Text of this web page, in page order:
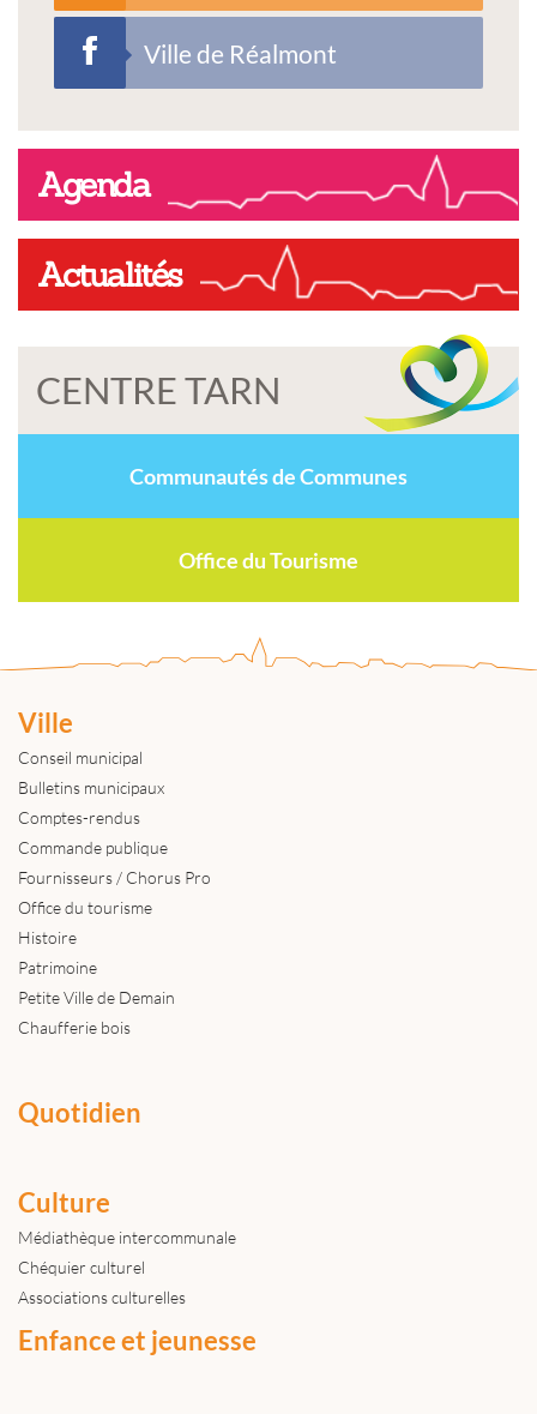
Ville de Réalmont
Agenda
Actualités
CENTRE TARN
Communautés de Communes
Office du Tourisme
Ville
Conseil municipal
Bulletins municipaux
Comptes-rendus
Commande publique
Fournisseurs / Chorus Pro
Office du tourisme
Histoire
Patrimoine
Petite Ville de Demain
Chaufferie bois
Quotidien
Culture
Médiathèque intercommunale
Chéquier culturel
Associations culturelles
Enfance et jeunesse